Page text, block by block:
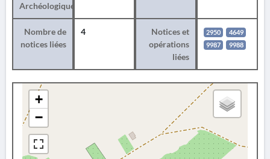
Archéologique
Nombre de
notices liées
4
Notices et
opérations
liées
2950
4649
9987
9988
+
−